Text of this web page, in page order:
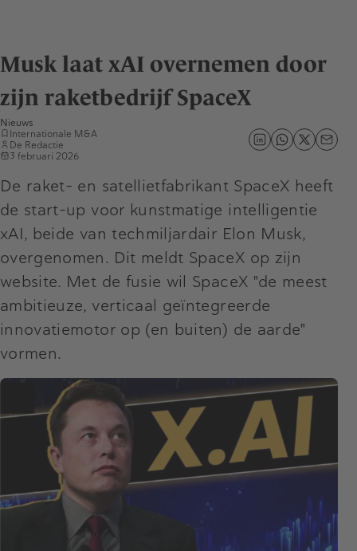
Musk laat xAI overnemen door
zijn raketbedrijf SpaceX
Nieuws
Internationale M&A
De Redactie
3 februari 2026
De raket- en satellietfabrikant SpaceX heeft
de start-up voor kunstmatige intelligentie
xAI, beide van techmiljardair Elon Musk,
overgenomen. Dit meldt SpaceX op zijn
website. Met de fusie wil SpaceX "de meest
ambitieuze, verticaal geïntegreerde
innovatiemotor op (en buiten) de aarde"
vormen.